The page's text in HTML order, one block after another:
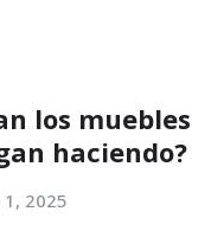
los muebles
haciendo?
1, 2025